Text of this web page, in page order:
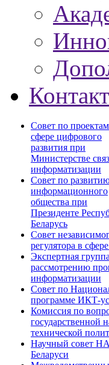
Совет по
сфере цифрового
развития при
Министерстве
информатизации
Совет по
информационного
общества при
Президенте
Беларусь
Совет
регулятора в
Экспертная
рассмотрению
информатизации
Совет по
программе ИКТ-
Комиссия по
государственной
технической
Научный совет
Беларуси